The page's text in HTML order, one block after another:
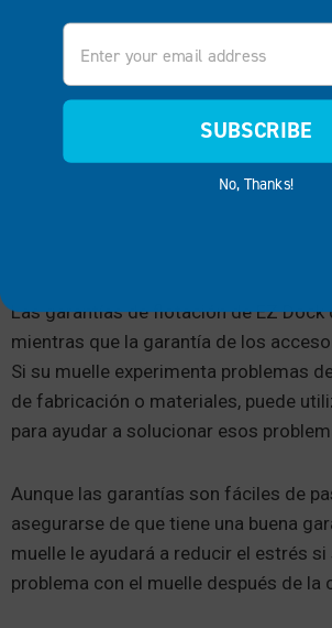
Las garantías de flotación de EZ Dock
mientras que la garantía de los
Si su muelle experimenta problemas
de fabricación o materiales, puede
para ayudar a solucionar esos
Aunque las garantías son fáciles de
asegurarse de que tiene una buena
muelle le ayudará a reducir el estrés si
problema con el muelle después de la
Email
SUBSCRIBE
No, Thanks!